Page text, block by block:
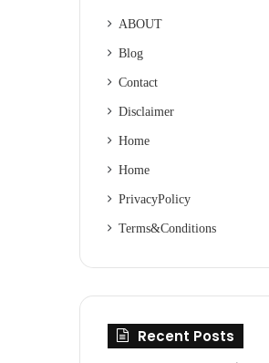
ABOUT
Blog
Contact
Disclaimer
Home
Home
Privacy Policy
Terms & Conditions
Recent Posts